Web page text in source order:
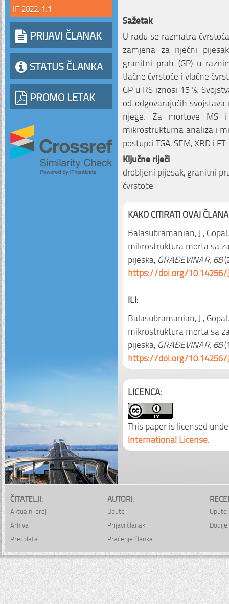
IF 2022: 1.1
PRIJAVI ČLANAK
STATUS ČLANKA
PROMO LETAK
Sažetak
U radu se razmatra
zamjena za riječni
granitni prah (GP) u
tlačne čvrstoće i vlačne
GP u RS iznosi 15 %.
od odgovarajućih
njege. Za mortove MS
mikrostrukturna analiza i
postupci TGA, SEM, XRD i
Ključne riječi
drobljeni pijesak, granitni
čvrstoće
KAKO CITIRATI OVAJ
Balasubramanian, J.,
mikrostruktura morta sa
pijeska, GRAĐEVINAR, 68
https://doi.org/10.14256/
ILI:
Balasubramanian, J.,
mikrostruktura morta sa
pijeska, GRAĐEVINAR, 68
https://doi.org/10.14256/
LICENCA:
This paper is licensed
International License
ČITATELJI:
Aktualni broj
Arhiva
Pretplata
AUTORI:
Upute
Prijavi članak
Praćenje članka
Upute